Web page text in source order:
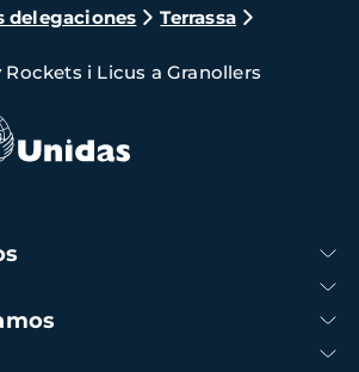
delegaciones
Terrassa
i Licus a Granollers